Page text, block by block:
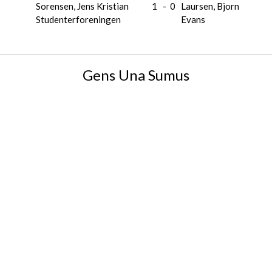
Sorensen, Jens Kristian
Studenterforeningen
1 - 0
Laursen, Bjorn
Evans
Gens Una Sumus